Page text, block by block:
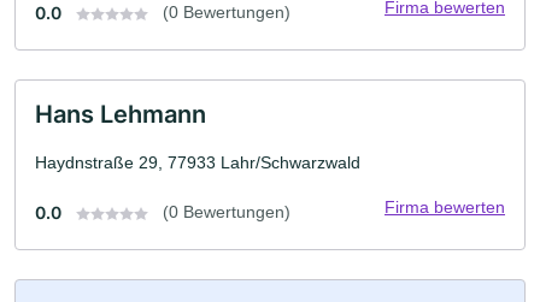
0.0 (0 Bewertungen) Firma bewerten
Hans Lehmann
Haydnstraße 29, 77933 Lahr/Schwarzwald
0.0 (0 Bewertungen) Firma bewerten